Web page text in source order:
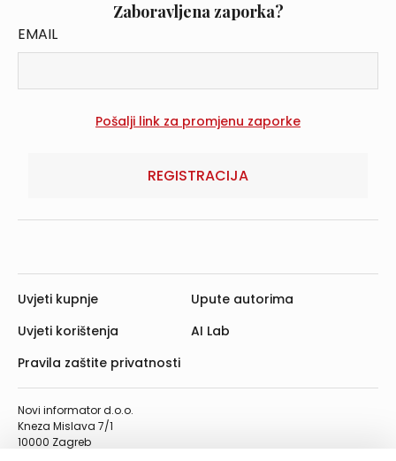
Zaboravljena zaporka?
EMAIL
REGISTRACIJA
Novi informator d.o.o.
Kneza Mislava 7/1
10000 Zagreb
Uvjeti kupnje
Uvjeti korištenja
Pravila zaštite privatnosti
Upute autorima
AI Lab